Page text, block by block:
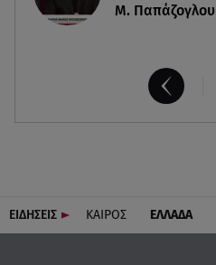
Μ. Παπάζογλου
ΕΙΔΗΣΕΙΣ ΚΑΙΡΟΣ ΕΛΛΑΔΑ